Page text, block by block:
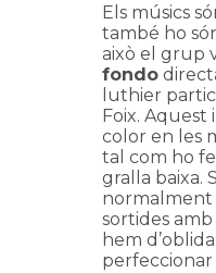
Els músics
també ho
això el grup
fondo
luthier
Foix.
color en les
tal com ho
gralla baixa.
normalment
sortides
hem